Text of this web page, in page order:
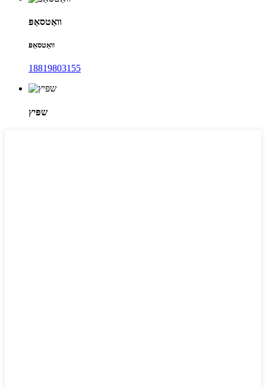
וואַטסאַפּ
וואַטסאַפּ
18819803155
שפּיץ